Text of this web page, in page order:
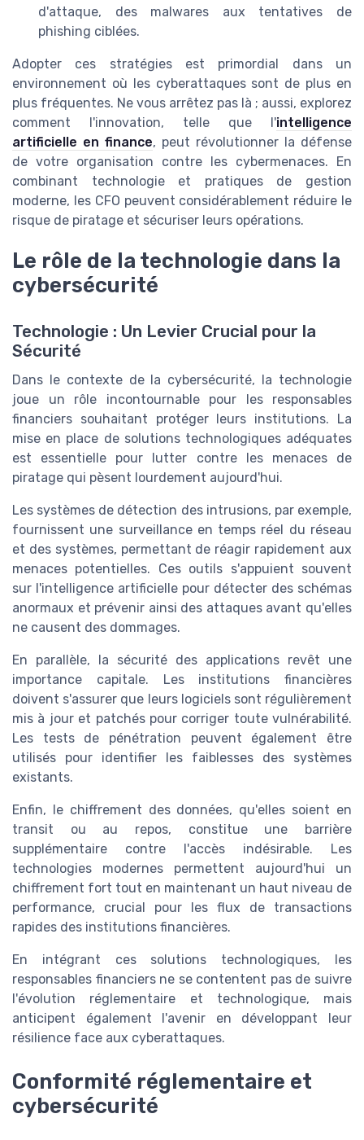
d'attaque, des malwares aux tentatives de
phishing ciblées.
Adopter ces stratégies est primordial dans un
environnement où les cyberattaques sont de plus en
plus fréquentes. Ne vous arrêtez pas là ; aussi, explorez
comment l'innovation, telle que l'intelligence
artificielle en finance, peut révolutionner la défense
de votre organisation contre les cybermenaces. En
combinant technologie et pratiques de gestion
moderne, les CFO peuvent considérablement réduire le
risque de piratage et sécuriser leurs opérations.
Le rôle de la technologie dans la
cybersécurité
Technologie : Un Levier Crucial pour la
Sécurité
Dans le contexte de la cybersécurité, la technologie
joue un rôle incontournable pour les responsables
financiers souhaitant protéger leurs institutions. La
mise en place de solutions technologiques adéquates
est essentielle pour lutter contre les menaces de
piratage qui pèsent lourdement aujourd'hui.
Les systèmes de détection des intrusions, par exemple,
fournissent une surveillance en temps réel du réseau
et des systèmes, permettant de réagir rapidement aux
menaces potentielles. Ces outils s'appuient souvent
sur l'intelligence artificielle pour détecter des schémas
anormaux et prévenir ainsi des attaques avant qu'elles
ne causent des dommages.
En parallèle, la sécurité des applications revêt une
importance capitale. Les institutions financières
doivent s'assurer que leurs logiciels sont régulièrement
mis à jour et patchés pour corriger toute vulnérabilité.
Les tests de pénétration peuvent également être
utilisés pour identifier les faiblesses des systèmes
existants.
Enfin, le chiffrement des données, qu'elles soient en
transit ou au repos, constitue une barrière
supplémentaire contre l'accès indésirable. Les
technologies modernes permettent aujourd'hui un
chiffrement fort tout en maintenant un haut niveau de
performance, crucial pour les flux de transactions
rapides des institutions financières.
En intégrant ces solutions technologiques, les
responsables financiers ne se contentent pas de suivre
l'évolution réglementaire et technologique, mais
anticipent également l'avenir en développant leur
résilience face aux cyberattaques.
Conformité réglementaire et
cybersécurité